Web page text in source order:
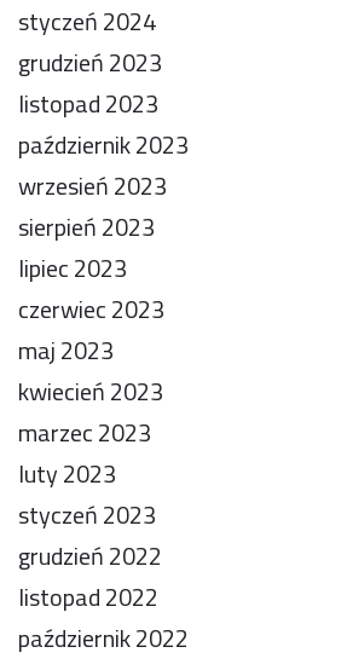
styczeń 2024
grudzień 2023
listopad 2023
październik 2023
wrzesień 2023
sierpień 2023
lipiec 2023
czerwiec 2023
maj 2023
kwiecień 2023
marzec 2023
luty 2023
styczeń 2023
grudzień 2022
listopad 2022
październik 2022